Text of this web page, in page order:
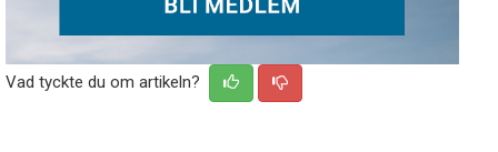
Vad tyckte du om artikeln?